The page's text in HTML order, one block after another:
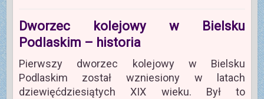
Dworzec kolejowy w Bielsku
Podlaskim – historia
Pierwszy dworzec kolejowy w Bielsku
Podlaskim został wzniesiony w latach
dziewięćdziesiątych XIX wieku. Był to